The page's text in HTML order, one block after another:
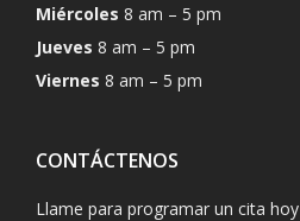
Miércoles 8 am – 5 pm
Jueves 8 am – 5 pm
Viernes 8 am – 5 pm
CONTÁCTENOS
Llame para programar un cita hoy